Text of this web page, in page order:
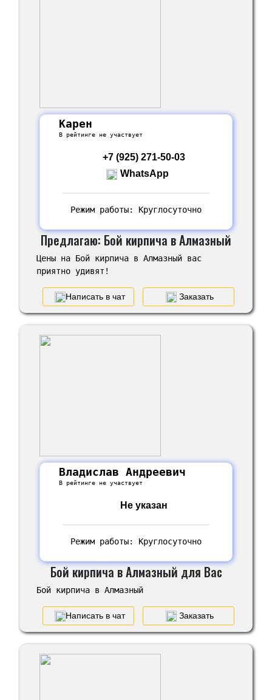
Карен
В рейтинге не участвует
+7 (925) 271-50-03
WhatsApp
Режим работы: Круглосуточно
Предлагаю: Бой кирпича в Алмазный
Цены на Бой кирпича в Алмазный вас
приятно удивят!
Написать в чат Заказать
Владислав Андреевич
В рейтинге не участвует
Не указан
Режим работы: Круглосуточно
Бой кирпича в Алмазный для Вас
Бой кирпича в Алмазный
Написать в чат Заказать